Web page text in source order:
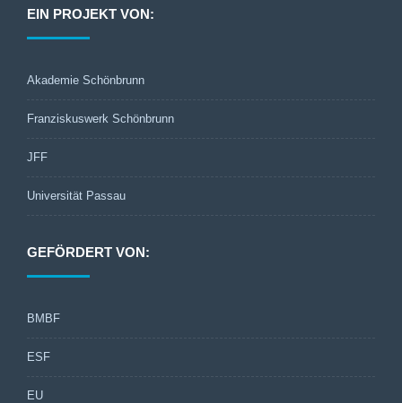
EIN PROJEKT VON:
Akademie Schönbrunn
Franziskuswerk Schönbrunn
JFF
Universität Passau
GEFÖRDERT VON:
BMBF
ESF
EU